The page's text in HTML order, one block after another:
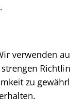
verwenden
zu